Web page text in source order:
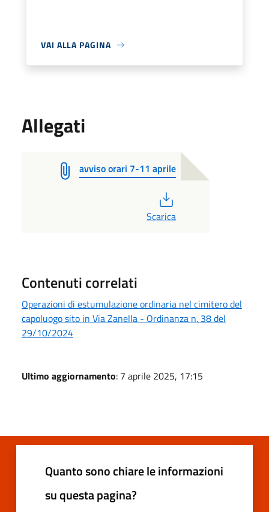
VAI ALLA PAGINA
Allegati
avviso orari 7-11 aprile
Scarica
Contenuti correlati
Operazioni di estumulazione ordinaria nel cimitero del
capoluogo sito in Via Zanella - Ordinanza n. 38 del
29/10/2024
Ultimo aggiornamento: 7 aprile 2025, 17:15
Quanto sono chiare le informazioni
su questa pagina?